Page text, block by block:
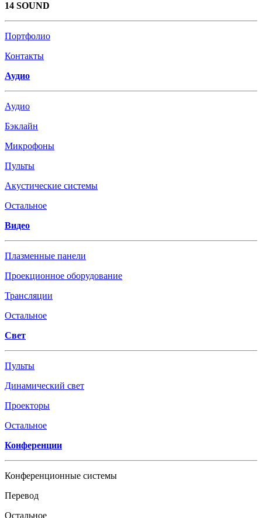
14 SOUND
Портфолио
Контакты
Аудио
Аудио
Бэклайн
Микрофоны
Пульты
Акустические системы
Остальное
Видео
Плазменные панели
Проекционное оборудование
Трансляции
Остальное
Свет
Пульты
Динамический свет
Проекторы
Остальное
Конференции
Конференционные системы
Перевод
Остальное